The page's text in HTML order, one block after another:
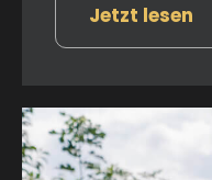
Jetzt lesen